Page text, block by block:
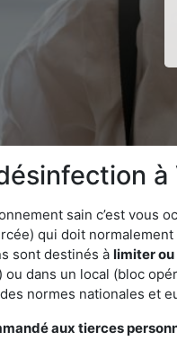
sain c’est vous
qui doit
sont destinés à limiter ou
dans un local (bloc
normes nationales et
aux tierces